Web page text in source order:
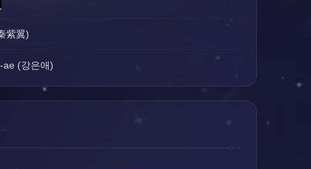
紫翼)
ae (강은애)